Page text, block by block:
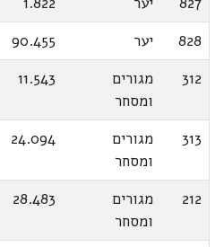
828
יער
90.455
312
מגורים
ומסחר
11.543
313
מגורים
ומסחר
24.094
212
מגורים
ומסחר
28.483